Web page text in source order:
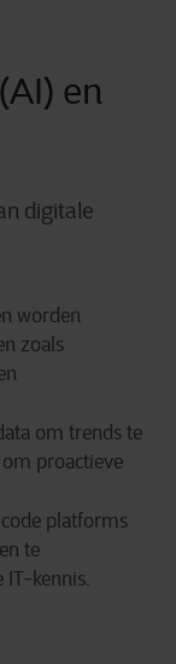
en
digitale
worden
zoals
om trends te
proactieve
platforms
te
IT-kennis.